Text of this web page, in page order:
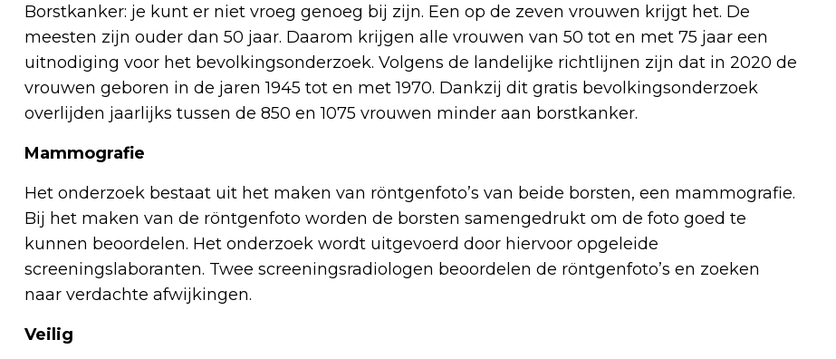
Borstkanker: je kunt er niet vroeg genoeg bij zijn. Een op de zeven vrouwen krijgt het. De
meesten zijn ouder dan 50 jaar. Daarom krijgen alle vrouwen van 50 tot en met 75 jaar een
uitnodiging voor het bevolkingsonderzoek. Volgens de landelijke richtlijnen zijn dat in 2020 de
vrouwen geboren in de jaren 1945 tot en met 1970. Dankzij dit gratis bevolkingsonderzoek
overlijden jaarlijks tussen de 850 en 1075 vrouwen minder aan borstkanker.
Mammografie
Het onderzoek bestaat uit het maken van röntgenfoto’s van beide borsten, een mammografie.
Bij het maken van de röntgenfoto worden de borsten samengedrukt om de foto goed te
kunnen beoordelen. Het onderzoek wordt uitgevoerd door hiervoor opgeleide
screeningslaboranten. Twee screeningsradiologen beoordelen de röntgenfoto’s en zoeken
naar verdachte afwijkingen.
Veilig